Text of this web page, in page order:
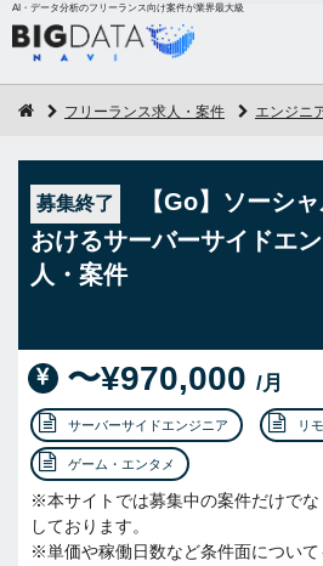
AI・データ分析のフリーランス向け案件が業界最大級
フリーランス求人・案件 エンジニ
募集終了
【Go】ソーシ
おけるサーバーサイドエ
人・案件
〜¥970,000 /月
サーバーサイドエンジニア リ
ゲーム・エンタメ
※本サイトでは募集中の案件だけで
しております。
※単価や稼働日数など条件面について